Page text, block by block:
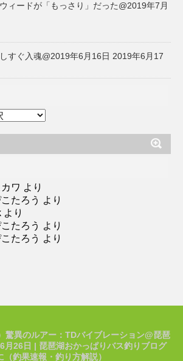
ィードが「もっさり」だった@2019年7月
すぐ入魂@2019年6月16日 2019年6月17
ワ より
たろう より
より
たろう より
たろう より
驚異のルアー：TDバイブレーション@琵琶
月26日 | 琵琶湖おかっぱりバス釣りブログ
（釣果速報・釣り方解説）